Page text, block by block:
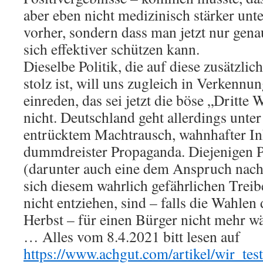
aber eben nicht medizinisch stärker
vorher, sondern dass man jetzt nur
sich effektiver schützen kann.
Dieselbe Politik, die auf diese
stolz ist, will uns zugleich in
einreden, das sei jetzt die böse „Dritte
nicht. Deutschland geht allerdings
entrücktem Machtrausch, wahnhafter
dummdreister Propaganda. Diejenigen
(darunter auch eine dem Anspruch
sich diesem wahrlich gefährlichen
nicht entziehen, sind – falls die
Herbst – für einen Bürger nicht mehr
… Alles vom 8.4.2021 bitt lesen auf
https://www.achgut.com/artikel/